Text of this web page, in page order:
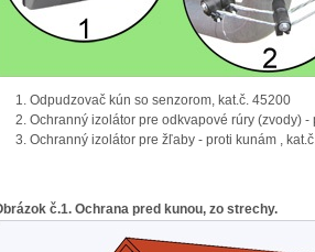
Odpudzovač kún so senzorom, kat.č. 45200
Ochranný izolátor pre odkvapové rúry (zvody) -
Ochranný izolátor pre žľaby - proti kunám ,
č.1. Ochrana pred kunou, zo strechy.